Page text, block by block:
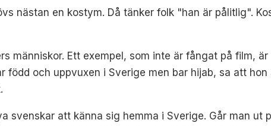
nästan en kostym. Då tänker folk "han är pålitlig".
människor. Ett exempel, som inte är fångat på film,
född och uppvuxen i Sverige men bar hijab, sa att
svenskar att känna sig hemma i Sverige. Går man ut